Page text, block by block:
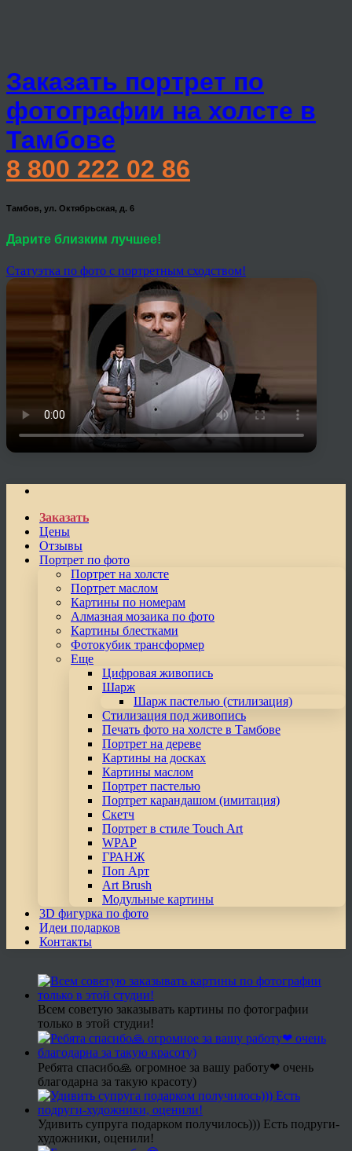
Заказать портрет по
фотографии на холсте в
Тамбове
8 800 222 02 86
Тамбов, ул. Октябрьская, д. 6
Дарите близким лучшее!
Статуэтка по фото с портретным сходством!
Заказать
Цены
Отзывы
Портрет по фото
Портрет на холсте
Портрет маслом
Картины по номерам
Алмазная мозаика по фото
Картины блестками
Фотокубик трансформер
Еще
Цифровая живопись
Шарж
Шарж пастелью (стилизация)
Стилизация под живопись
Печать фото на холсте в Тамбове
Портрет на дереве
Картины на досках
Картины маслом
Портрет пастелью
Портрет карандашом (имитация)
Скетч
Портрет в стиле Touch Art
WPAP
ГРАНЖ
Поп Арт
Art Brush
Модульные картины
3D фигурка по фото
Идеи подарков
Контакты
Всем советую заказывать картины по фотографии
только в этой студии!
Ребята спасибо🙏 огромное за вашу работу❤ очень
благодарна за такую красоту)
Удивить супруга подарком получилось))) Есть подруги-
художники, оценили!